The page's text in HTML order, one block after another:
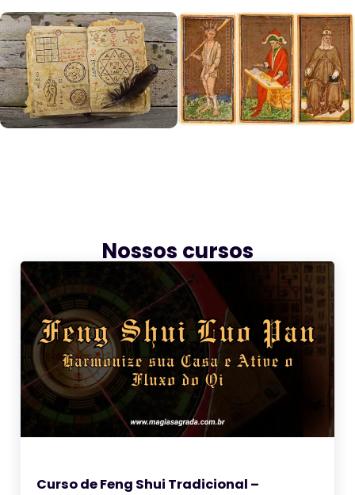
Nossos cursos
Curso de Feng Shui Tradicional –